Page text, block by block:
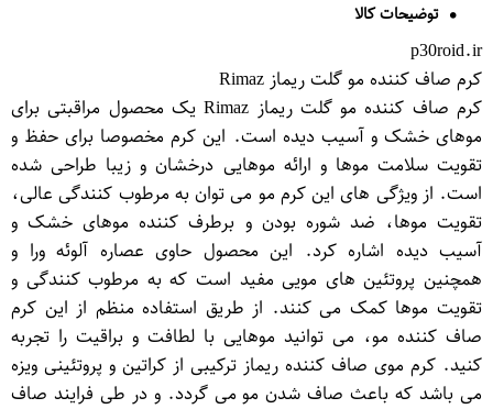
توضیحات کالا
p30roid.ir
کرم صاف کننده مو گلت ریماز Rimaz
کرم صاف کننده مو گلت ریماز Rimaz یک محصول مراقبتی برای
موهای خشک و آسیب دیده است. این کرم مخصوصا برای حفظ و
تقویت سلامت موها و ارائه موهایی درخشان و زیبا طراحی شده
است. از ویژگی های این کرم مو می توان به مرطوب کنندگی عالی،
تقویت موها، ضد شوره بودن و برطرف کننده موهای خشک و
آسیب دیده اشاره کرد. این محصول حاوی عصاره آلوئه ورا و
همچنین پروتئین های مویی مفید است که به مرطوب کنندگی و
تقویت موها کمک می کنند. از طریق استفاده منظم از این کرم
صاف کننده مو، می توانید موهایی با لطافت و براقیت را تجربه
کنید. کرم موی صاف کننده ریماز ترکیبی از کراتین و پروتئینی ویزه
می باشد که باعث صاف شدن مو می گردد. و در طی فرایند صاف